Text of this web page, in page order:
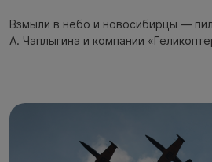
Взмыли в небо и новосибирцы —
А. Чаплыгина и компании